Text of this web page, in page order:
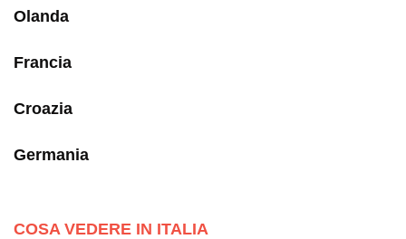
Olanda
Francia
Croazia
Germania
COSA VEDERE IN ITALIA